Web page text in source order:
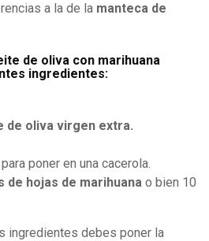
a la de la manteca de
de oliva con marihuana
ingredientes:
de oliva virgen extra.
para poner en una cacerola.
de hojas de marihuana o bien 10
ingredientes debes poner la